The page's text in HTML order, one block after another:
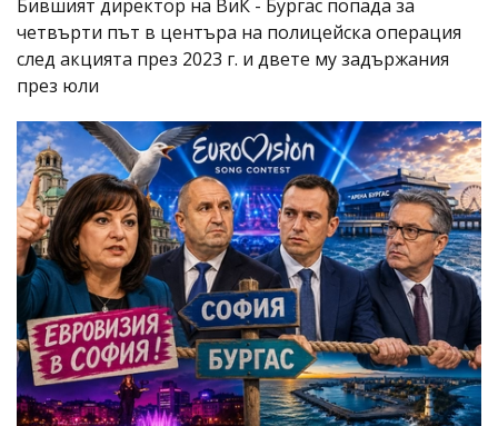
Бившият директор на ВиК - Бургас попада за
четвърти път в центъра на полицейска операция
след акцията през 2023 г. и двете му задържания
през юли